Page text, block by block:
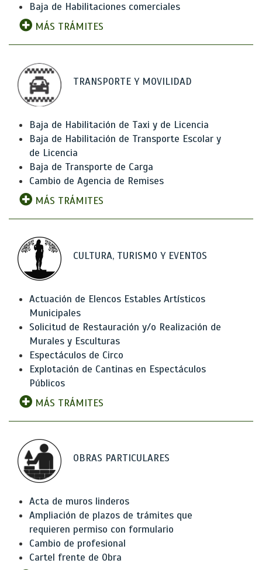
Baja de Habilitaciones comerciales
MÁS TRÁMITES
TRANSPORTE Y MOVILIDAD
Baja de Habilitación de Taxi y de Licencia
Baja de Habilitación de Transporte Escolar y
de Licencia
Baja de Transporte de Carga
Cambio de Agencia de Remises
MÁS TRÁMITES
CULTURA, TURISMO Y EVENTOS
Actuación de Elencos Estables Artísticos
Municipales
Solicitud de Restauración y/o Realización de
Murales y Esculturas
Espectáculos de Circo
Explotación de Cantinas en Espectáculos
Públicos
MÁS TRÁMITES
OBRAS PARTICULARES
Acta de muros linderos
Ampliación de plazos de trámites que
requieren permiso con formulario
Cambio de profesional
Cartel frente de Obra